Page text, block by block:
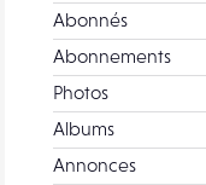
Abonnés
Abonnements
Photos
Albums
Annonces